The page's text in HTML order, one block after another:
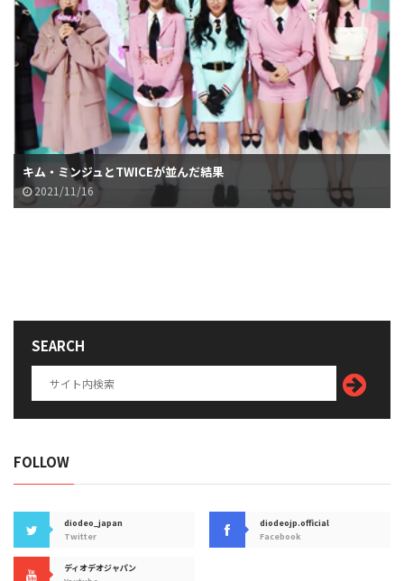
キム・ミンジュとTWICEが並んだ結果
2021/11/16
SEARCH
FOLLOW
diodeo_japan
Twitter
diodeojp.official
Facebook
ディオデオジャパン